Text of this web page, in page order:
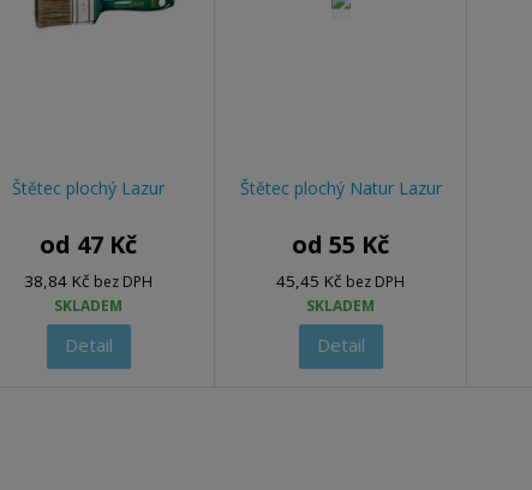
Štětec plochý Lazur
od 47 Kč
38,84 Kč bez DPH
SKLADEM
Detail
Štětec plochý Natur Lazur
od 55 Kč
45,45 Kč bez DPH
SKLADEM
Detail